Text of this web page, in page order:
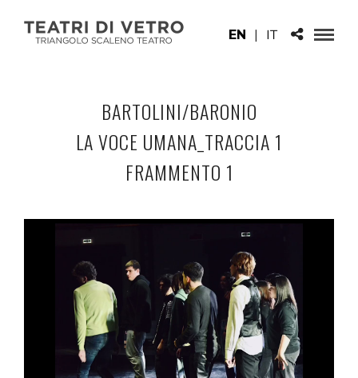
EN | IT
BARTOLINI/BARONIO
LA VOCE UMANA_TRACCIA 1
FRAMMENTO 1